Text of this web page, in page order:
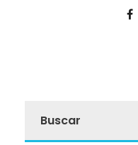
Buscar